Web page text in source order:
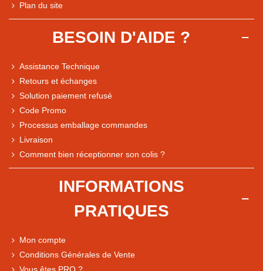
Comparaison des performances du magasin
Express, Chez vous, Point relais, Retrait magasin
Plan du site
BESOIN D'AIDE ?
Assistance Technique
Retours et échanges
Solution paiement refusé
Code Promo
Processus emballage commandes
Livraison
Comment bien réceptionner son colis ?
INFORMATIONS
PRATIQUES
Mon compte
Conditions Générales de Vente